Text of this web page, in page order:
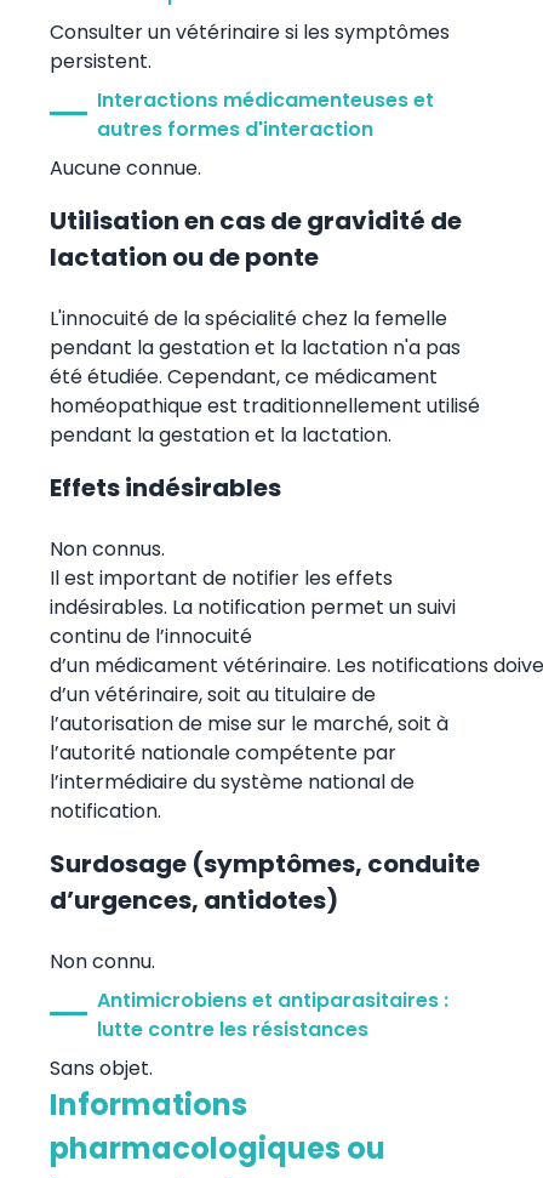
Consulter un vétérinaire si les symptômes
persistent.
Interactions médicamenteuses et
autres formes d'interaction
Aucune connue.
Utilisation en cas de gravidité de
lactation ou de ponte
L'innocuité de la spécialité chez la femelle
pendant la gestation et la lactation n'a pas
été étudiée. Cependant, ce médicament
homéopathique est traditionnellement utilisé
pendant la gestation et la lactation.
Effets indésirables
Non connus.
Il est important de notifier les effets
indésirables. La notification permet un suivi
continu de l’innocuité
d’un médicament vétérinaire. Les notifications
d’un vétérinaire, soit au titulaire de
l’autorisation de mise sur le marché, soit à
l’autorité nationale compétente par
l’intermédiaire du système national de
notification.
Surdosage (symptômes, conduite
d’urgences, antidotes)
Non connu.
Antimicrobiens et antiparasitaires :
lutte contre les résistances
Sans objet.
Informations
pharmacologiques ou